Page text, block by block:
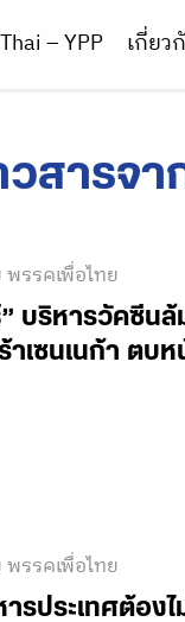
– YPP เกี่ย
วสารจา
พรรคเพื่อไทย
” บริหารวัคซี
าเซนเนก้า ต
พรรคเพื่อไทย
ารประเทศต้อ